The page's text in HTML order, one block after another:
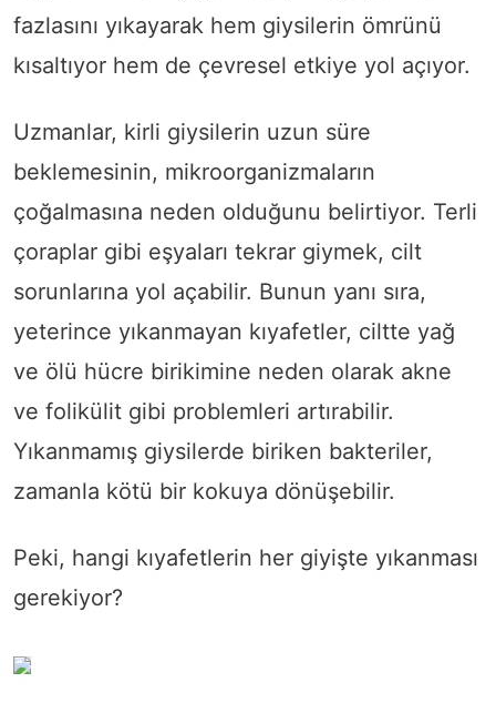
fazlasını yıkayarak hem giysilerin ömrünü
kısaltıyor hem de çevresel etkiye yol açıyor.
Uzmanlar, kirli giysilerin uzun süre
beklemesinin, mikroorganizmaların
çoğalmasına neden olduğunu belirtiyor. Terli
çoraplar gibi eşyaları tekrar giymek, cilt
sorunlarına yol açabilir. Bunun yanı sıra,
yeterince yıkanmayan kıyafetler, ciltte yağ
ve ölü hücre birikimine neden olarak akne
ve folikülit gibi problemleri artırabilir.
Yıkanmamış giysilerde biriken bakteriler,
zamanla kötü bir kokuya dönüşebilir.
Peki, hangi kıyafetlerin her giyişte yıkanması
gerekiyor?